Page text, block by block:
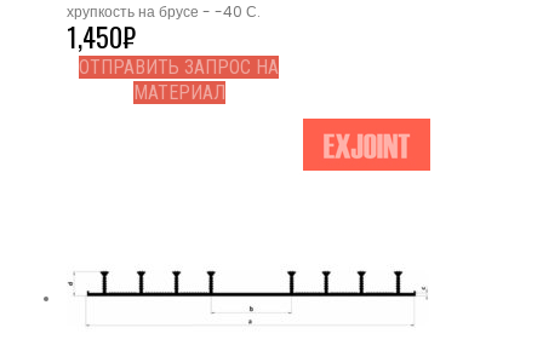
хрупкость на брусе - -40 С.
1,450₽
ОТПРАВИТЬ ЗАПРОС НА
МАТЕРИАЛ